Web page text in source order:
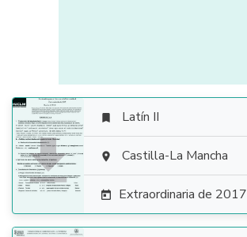

 Latín II
 Castilla-La Mancha
 Extraordinaria de 2017